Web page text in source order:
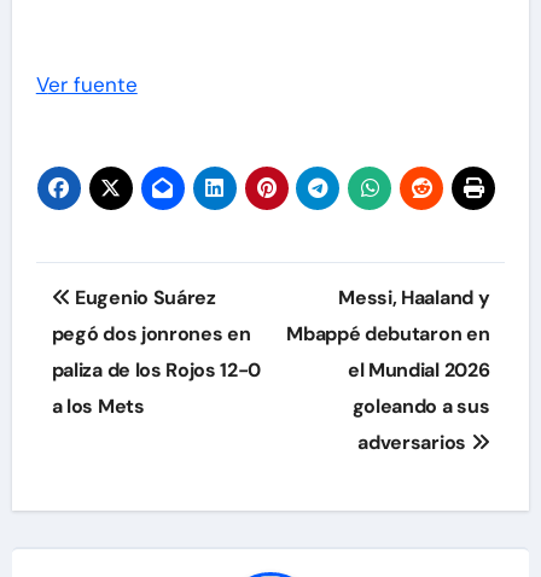
Ver fuente
Navegación
de
entradas
Eugenio Suárez
pegó dos jonrones en
paliza de los Rojos 12-0
a los Mets
Messi, Haaland y
Mbappé debutaron en
el Mundial 2026
goleando a sus
adversarios